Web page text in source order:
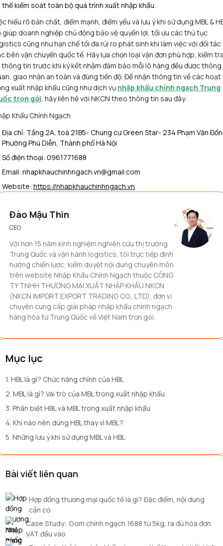
thể kiểm soát toàn bộ quá trình xuất nhập khẩu.
hiểu rõ bản chất, điểm mạnh, điểm yếu và lưu ý khi sử dụng MBL &
giúp doanh nghiệp chủ động bảo vệ quyền lợi, tối ưu các thủ tục
cũng như hạn chế tối đa rủi ro phát sinh khi làm việc với đối tác
bên vận chuyển quốc tế. Hãy lựa chọn loại vận đơn phù hợp, kiểm
thông tin trước khi ký kết nhằm đảm bảo mỗi lô hàng đều được thông
giao nhận an toàn và đúng tiến độ. Để nhận thông tin về các hoạt
xuất nhập khẩu cũng như dịch vụ nhập khẩu chính ngạch Trung
trọn gói, hãy liên hệ với NKCN theo thông tin sau đây:
Khẩu Chính Ngạch
Địa chỉ: Tầng 2A, toà 21B5- Chung cư Green Star- 234 Phạm Văn
Phường Phú Diễn, Thành phố Hà Nội
Số điện thoại: 0961771688
Email: nhapkhauchinhngach.vn@gmail.com
Website: https://nhapkhauchinhngach.vn
Đào Mậu Thìn
CEO
Với hơn 15 năm kinh nghiệm nghiên cứu thị trường
Trung Quốc và vận hành logistics, tôi trực tiếp định
hướng chiến lược, kiểm duyệt nội dung chuyên môn
trên website Nhập Khẩu Chính Ngạch thuộc CÔNG
TY TNHH THƯƠNG MẠI XUẤT NHẬP KHẨU NKCN
(NKCN IMPORT EXPORT TRADING CO., LTD), đơn vị
chuyên cung cấp giải pháp nhập khẩu chính ngạch
hàng hóa từ Trung Quốc về Việt Nam trọn gói.
Mục lục
1. HBL là gì? Chức năng chính của HBL
2. MBL là gì? Vai trò của MBL trong xuất nhập khẩu
3. Phân biệt HBL và MBL trong xuất nhập khẩu
4. Khi nào nên dùng HBL thay vì MBL?
5. Những lưu ý khi sử dụng MBL và HBL
Bài viết liên quan
Hợp đồng thương mại quốc tế là gì? Đặc điểm, nội dung
cần có
Case Study: Gom chính ngạch 1688 từ 5kg, ra đủ hóa đơn
VAT đầu vào